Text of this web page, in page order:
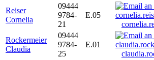
Reiser
Cornelia
09444
9784-
21
E.05
Rockermeier
Claudia
09444
9784-
25
E.01